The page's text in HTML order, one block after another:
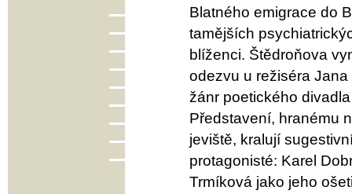
Blatného emigrace do
tamějších
blíženci. Štědroňova
odezvu u režiséra
žánr poetického
Představení, hranému
jeviště, kralují
protagonisté: Karel
Trmíková jako jeho